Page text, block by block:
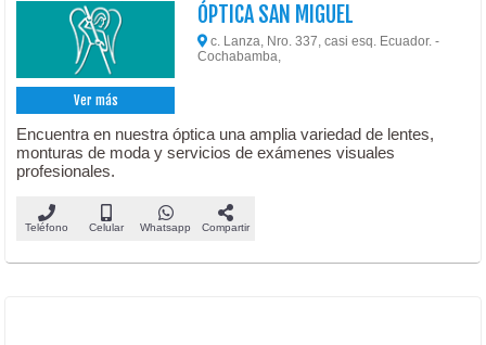
Ver más
ÓPTICA SAN MIGUEL
c. Lanza, Nro. 337, casi esq. Ecuador. -
Cochabamba,
Encuentra en nuestra óptica una amplia variedad de lentes,
monturas de moda y servicios de exámenes visuales
profesionales.
Teléfono Celular Whatsapp Compartir